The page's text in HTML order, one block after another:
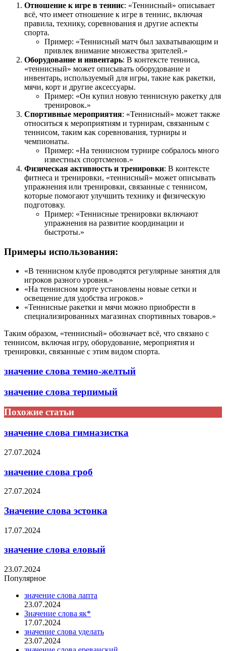
Отношение к игре в теннис: «Теннисный» описывает
всё, что имеет отношение к игре в теннис, включая
правила, технику, соревнования и другие аспекты
спорта.
Пример: «Теннисный матч был захватывающим и
привлек внимание множества зрителей.»
Оборудование и инвентарь: В контексте тенниса,
«теннисный» может описывать оборудование и
инвентарь, используемый для игры, такие как ракетки,
мячи, корт и другие аксессуары.
Пример: «Он купил новую теннисную ракетку для
тренировок.»
Спортивные мероприятия: «Теннисный» может также
относиться к мероприятиям и турнирам, связанным с
теннисом, таким как соревнования, турниры и
чемпионаты.
Пример: «На теннисном турнире собралось много
известных спортсменов.»
Физическая активность и тренировки: В контексте
фитнеса и тренировки, «теннисный» может описывать
упражнения или тренировки, связанные с теннисом,
которые помогают улучшить технику и физическую
подготовку.
Пример: «Теннисные тренировки включают
упражнения на развитие координации и
быстроты.»
Примеры использования:
«В теннисном клубе проводятся регулярные занятия для
игроков разного уровня.»
«На теннисном корте установлены новые сетки и
освещение для удобства игроков.»
«Теннисные ракетки и мячи можно приобрести в
специализированных магазинах спортивных товаров.»
Таким образом, «теннисный» обозначает всё, что связано с
теннисом, включая игру, оборудование, мероприятия и
тренировки, связанные с этим видом спорта.
значение слова темно-желтый
значение слова терпимый
Похожие статьи
значение слова гимназистка
27.07.2024
значение слова гроб
27.07.2024
Значение слова эстонка
17.07.2024
значение слова еловый
23.07.2024
Популярное
значение слова лапта
23.07.2024
Значение слова як*
17.07.2024
значение слова уделать
23.07.2024